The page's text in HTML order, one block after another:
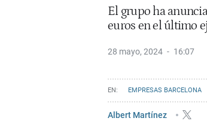
El grupo ha
euros en el último
28 mayo, 2024 16:07
EMPRESAS BARCELONA
Albert Martínez